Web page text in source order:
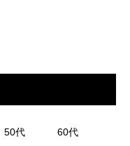
50代 60代